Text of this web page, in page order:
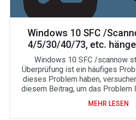
Windows 10 SFC /
4/5/30/40/73, etc.
Windows 10 SFC /scannow
Überprüfung ist ein häufiges
dieses Problem haben,
diesem Beitrag, um das Problem
MEHR LESEN